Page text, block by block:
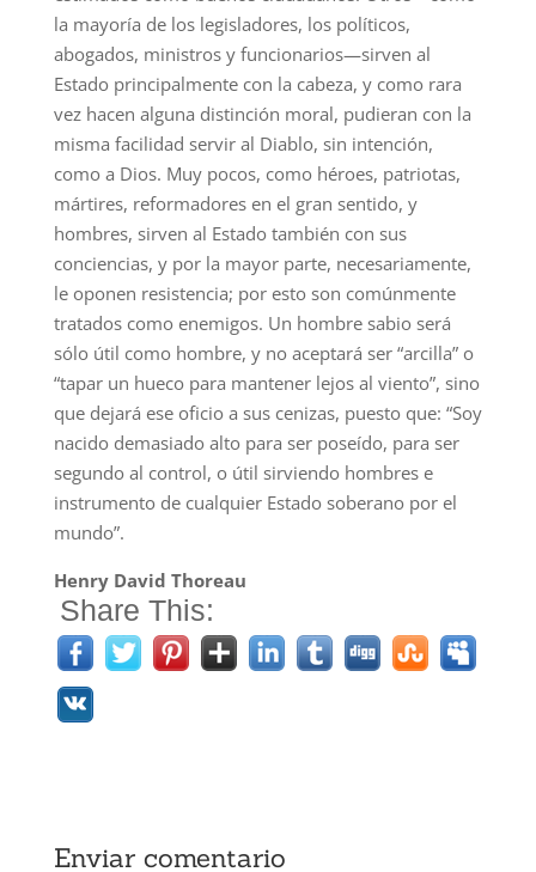
la mayoría de los legisladores, los políticos,
abogados, ministros y funcionarios—sirven al
Estado principalmente con la cabeza, y como rara
vez hacen alguna distinción moral, pudieran con la
misma facilidad servir al Diablo, sin intención,
como a Dios. Muy pocos, como héroes, patriotas,
mártires, reformadores en el gran sentido, y
hombres, sirven al Estado también con sus
conciencias, y por la mayor parte, necesariamente,
le oponen resistencia; por esto son comúnmente
tratados como enemigos. Un hombre sabio será
sólo útil como hombre, y no aceptará ser “arcilla” o
“tapar un hueco para mantener lejos al viento”, sino
que dejará ese oficio a sus cenizas, puesto que: “Soy
nacido demasiado alto para ser poseído, para ser
segundo al control, o útil sirviendo hombres e
instrumento de cualquier Estado soberano por el
mundo”.
Henry David Thoreau
Share This:
Enviar comentario